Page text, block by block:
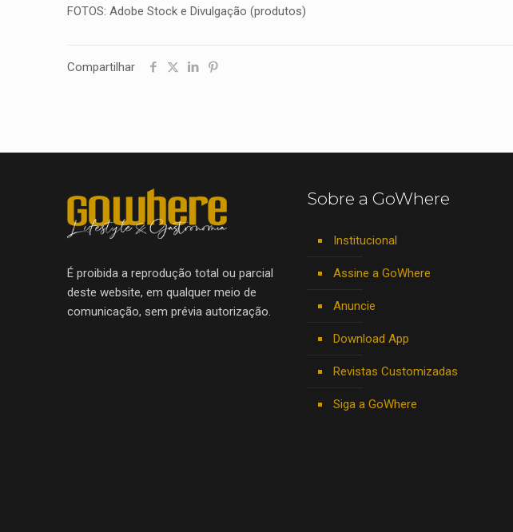
FOTOS: Adobe Stock e Divulgação (produtos)
Compartilhar
É proibida a reprodução total ou parcial
deste website, em qualquer meio de
comunicação, sem prévia autorização.
Sobre a GoWhere
Institucional
Assine a GoWhere
Anuncie
Download App
Revistas Customizadas
Siga a GoWhere